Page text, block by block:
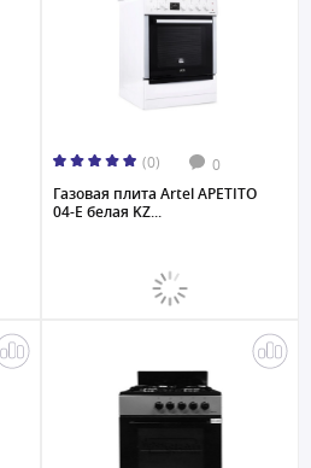
(0) 0
Газовая плита Artel APETITO
04-E белая KZ...